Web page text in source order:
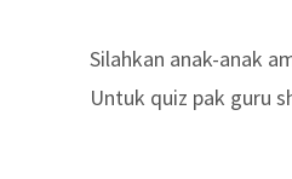
Silahkan anak-anak
Untuk quiz pak guru